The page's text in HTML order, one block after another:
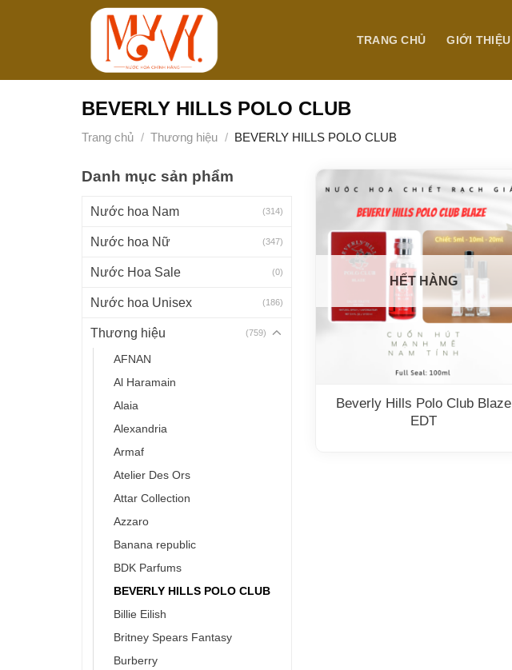
TRANG CHỦ GIỚI THIỆU
BEVERLY HILLS POLO CLUB
Trang chủ / Thương hiệu / BEVERLY HILLS POLO CLUB
Danh mục sản phẩm
Nước hoa Nam (314)
Nước hoa Nữ (347)
Nước Hoa Sale (0)
Nước hoa Unisex (186)
Thương hiệu (759)
AFNAN
Al Haramain
Alaia
Alexandria
Armaf
Atelier Des Ors
Attar Collection
Azzaro
Banana republic
BDK Parfums
BEVERLY HILLS POLO CLUB
Billie Eilish
Britney Spears Fantasy
Burberry
HẾT HÀNG
Beverly Hills Polo Club Blaze
EDT